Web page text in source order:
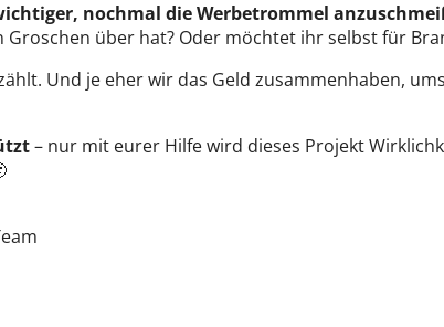
nochmal die Werbetrommel
Groschen über hat? Oder möchtet ihr selbst für
Und je eher wir das Geld zusammenhaben,
– nur mit eurer Hilfe wird dieses Projekt